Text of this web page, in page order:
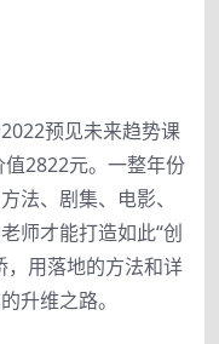
预见未来趋势课
值2822元。一整年份
法、剧集、电影、
师才能打造如此“创
，用落地的方法和详
升维之路。